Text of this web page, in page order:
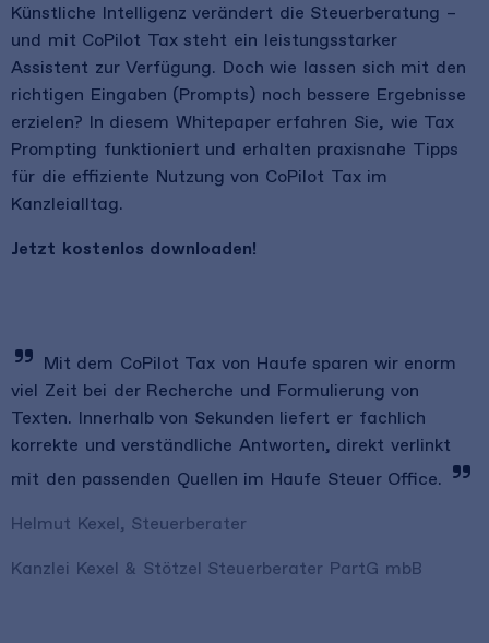
Künstliche Intelligenz verändert die Steuerberatung –
und mit CoPilot Tax steht ein leistungsstarker
Assistent zur Verfügung. Doch wie lassen sich mit den
richtigen Eingaben (Prompts) noch bessere Ergebnisse
erzielen? In diesem Whitepaper erfahren Sie, wie Tax
Prompting funktioniert und erhalten praxisnahe Tipps
für die effiziente Nutzung von CoPilot Tax im
Kanzleialltag.
Jetzt kostenlos downloaden!
Mit dem CoPilot Tax von Haufe sparen wir enorm
viel Zeit bei der Recherche und Formulierung von
Texten. Innerhalb von Sekunden liefert er fachlich
korrekte und verständliche Antworten, direkt verlinkt
mit den passenden Quellen im Haufe Steuer Office.
Helmut Kexel, Steuerberater
Kanzlei Kexel & Stötzel Steuerberater PartG mbB